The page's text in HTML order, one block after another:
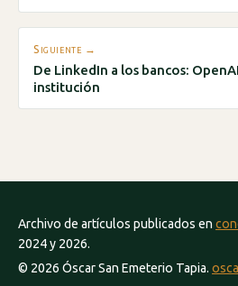
Siguiente →
De LinkedIn a los bancos:
institución
Archivo de artículos publicados en
2024 y 2026.
© 2026 Óscar San Emeterio Tapia.